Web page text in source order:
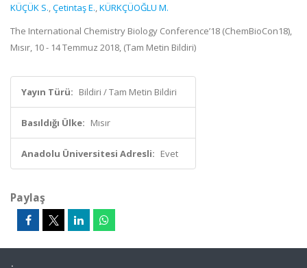
KÜÇÜK S.,Çetintaş E.,KÜRKÇÜOĞLU M.
The International Chemistry Biology Conference’18 (ChemBioCon18),
Mısır, 10 - 14 Temmuz 2018, (Tam Metin Bildiri)
Yayın Türü: Bildiri / Tam Metin Bildiri
Basıldığı Ülke: Mısır
Anadolu Üniversitesi Adresli: Evet
Paylaş